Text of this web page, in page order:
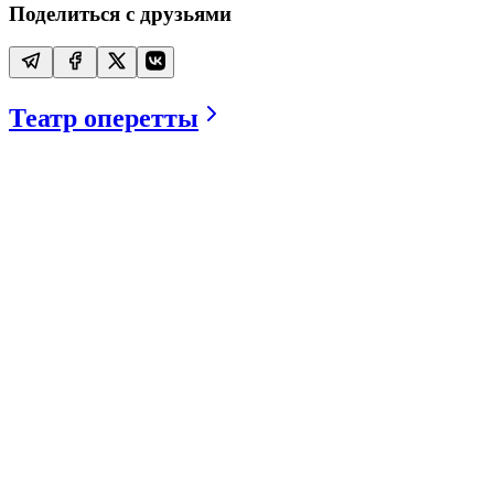
Поделиться с друзьями
Театр оперетты